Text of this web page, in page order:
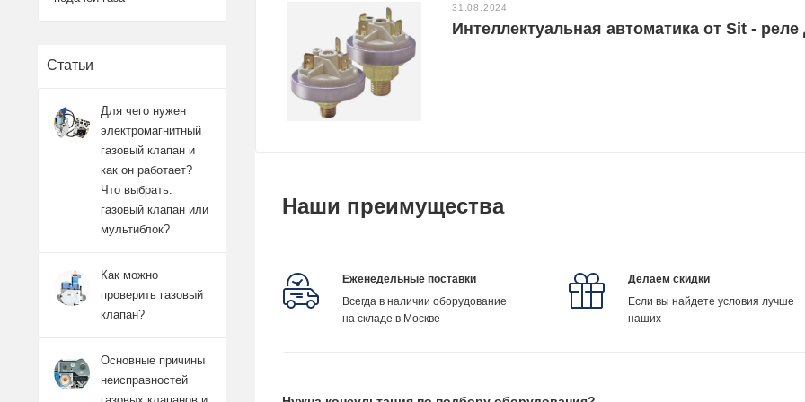
31.08.2024
Интеллектуальная автоматика от Sit -
Наши преимущества
Еженедельные поставки
Всегда в наличии оборудование
на складе в Москве
Делаем скидки
Если вы найдете условия лучше
наших
Статьи
Для чего нужен
электромагнитный
газовый клапан и
как он работает?
Что выбрать:
газовый клапан или
мультиблок?
Как можно
проверить газовый
клапан?
Основные причины
неисправностей